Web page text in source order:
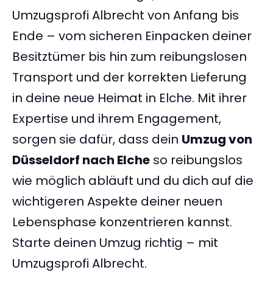
Umzugsprofi Albrecht von Anfang bis
Ende – vom sicheren Einpacken deiner
Besitztümer bis hin zum reibungslosen
Transport und der korrekten Lieferung
in deine neue Heimat in Elche. Mit ihrer
Expertise und ihrem Engagement,
sorgen sie dafür, dass dein Umzug von
Düsseldorf nach Elche so reibungslos
wie möglich abläuft und du dich auf die
wichtigeren Aspekte deiner neuen
Lebensphase konzentrieren kannst.
Starte deinen Umzug richtig – mit
Umzugsprofi Albrecht.